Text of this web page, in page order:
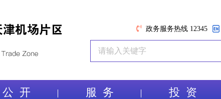
政务服务热线 12345
公 开 服 务 投 资